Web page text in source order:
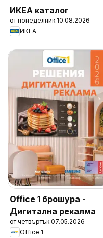
ИКЕА каталог
от понеделник 10.08.2026
ИКЕА
Office 1 брошура -
Дигитална рекалма
от четвъртък 07.05.2026
Office 1